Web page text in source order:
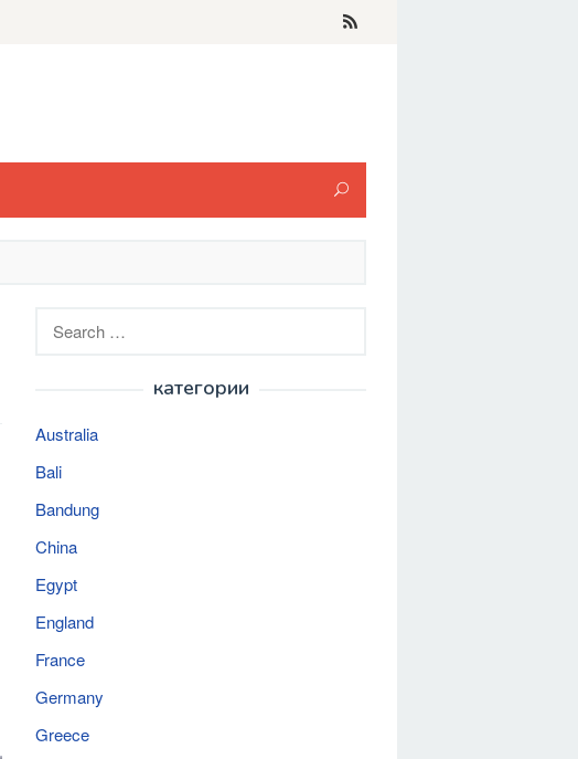
категории
Australia
Bali
Bandung
China
Egypt
England
France
Germany
Greece